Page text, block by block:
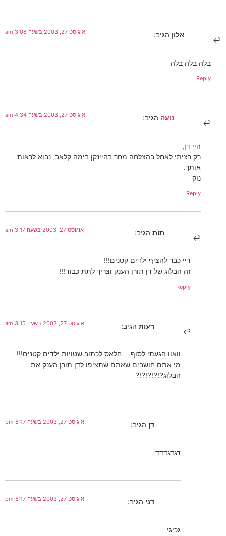
אלון הגיב: אוגוסט 27, 2003 בשעה 3:08 am
בלה בלה בלה
Reply
נועה הגיב: אוגוסט 27, 2003 בשעה 4:34 am
היי דן,
רק רציתי לאחל בהצלחה מחר בהיינקן בימה קלאב, נבוא לראות
אותך.
נוק
Reply
תות הגיב: אוגוסט 27, 2003 בשעה 3:17 am
דיי כבר להציף ילדים קטנים!!!
זה הבלוג של דן תורן הענק וצריך לתת כבוד!!!
Reply
רעות הגיב: אוגוסט 27, 2003 בשעה 3:15 am
וואוו הגעתי לסוף… חלאס לכתוב שטויות ילדים קטנים!!!
מי אתם חושבים שאתם שתציפו לדן תורן הענק את
הבלוג?!?!?!?!?
דן הגיב: אוגוסט 27, 2003 בשעה 8:17 pm
דגדגדדד
דני הגיב: אוגוסט 27, 2003 בשעה 8:17 pm
גכיגי